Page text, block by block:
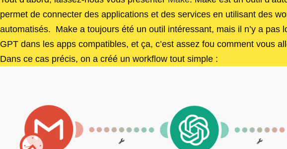
permet de connecter des applications et des services en utilisant des
automatisés. Make a toujours été un outil intéressant, mais il n’y a pas
GPT dans les apps compatibles, et ça, c’est assez fou comment vous
Dans ce cas précis, on a créé un workflow tout simple :